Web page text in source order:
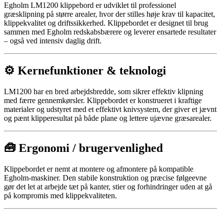
Egholm LM1200 klippebord er udviklet til professionel
græsklipning på større arealer, hvor der stilles høje krav til kapacitet,
klippekvalitet og driftssikkerhed. Klippebordet er designet til brug
sammen med Egholm redskabsbærere og leverer ensartede resultater
– også ved intensiv daglig drift.
⚙️ Kernefunktioner & teknologi
LM1200 har en bred arbejdsbredde, som sikrer effektiv klipning
med færre gennemkørsler. Klippebordet er konstrueret i kraftige
materialer og udstyret med et effektivt knivsystem, der giver et jævnt
og pænt klipperesultat på både plane og lettere ujævne græsarealer.
🧰 Ergonomi / brugervenlighed
Klippebordet er nemt at montere og afmontere på kompatible
Egholm-maskiner. Den stabile konstruktion og præcise følgeevne
gør det let at arbejde tæt på kanter, stier og forhindringer uden at gå
på kompromis med klippekvaliteten.